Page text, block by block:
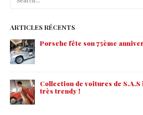
ARTICLES RÉCENTS
Porsche fête son 75ème
Collection de voitures de
très trendy !